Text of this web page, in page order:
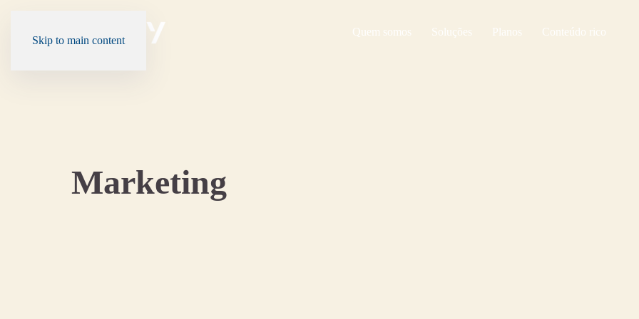
Skip to main content
Quem somos Soluções Planos Conteúdo rico
Marketing